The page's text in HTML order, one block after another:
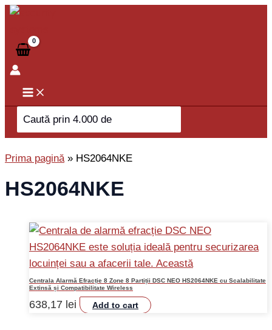
Skip
content
Search
for:
Prima pagină» HS2064NKE
HS2064NKE
Centrala Alarmă Efracție 8 Zone 8 Partiții DSC NEO HS2064NKE cu Scalabilitate
Extinsă și Compatibilitate Wireless
638,17 lei Add to cart